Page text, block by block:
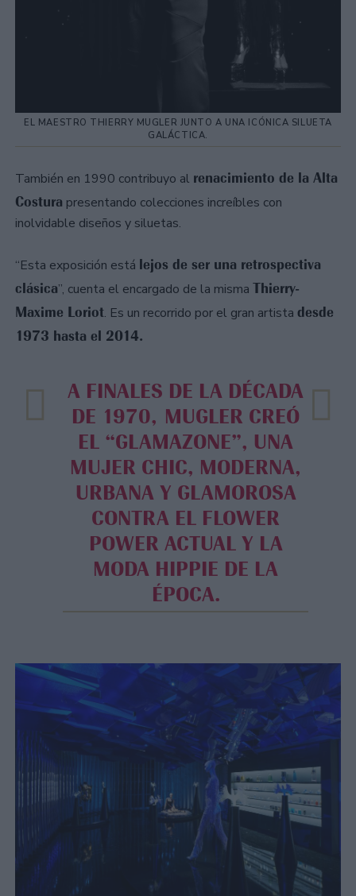
EL MAESTRO THIERRY MUGLER JUNTO A UNA ICÓNICA SILUETA
GALÁCTICA.
También en 1990 contribuyo al renacimiento de la Alta
Costura presentando colecciones increíbles con
inolvidable diseños y siluetas.
“Esta exposición está lejos de ser una retrospectiva
clásica”, cuenta el encargado de la misma Thierry-
Maxime Loriot. Es un recorrido por el gran artista desde
1973 hasta el 2014.
A FINALES DE LA DÉCADA
DE 1970, MUGLER CREÓ
EL “GLAMAZONE”, UNA
MUJER CHIC, MODERNA,
URBANA Y GLAMOROSA
CONTRA EL FLOWER
POWER ACTUAL Y LA
MODA HIPPIE DE LA
ÉPOCA.